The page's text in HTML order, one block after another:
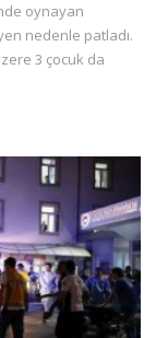
oynayan
nedenle patladı.
3 çocuk da